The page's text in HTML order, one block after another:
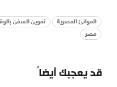
الموانئ المصرية تموين السفن
مصر
قد يعجبك أيضاً